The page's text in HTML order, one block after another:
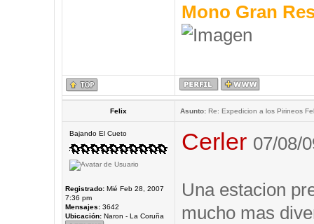
Mono Gran
Felix Asunto:Re: Expedicion a los Pirineos
Bajando El Cueto
Registrado:Mié Feb 28, 2007
7:36 pm
Mensajes:3642
Ubicación:Naron - La Coruña
Cerler 07/08/
Una estacion
mucho mas